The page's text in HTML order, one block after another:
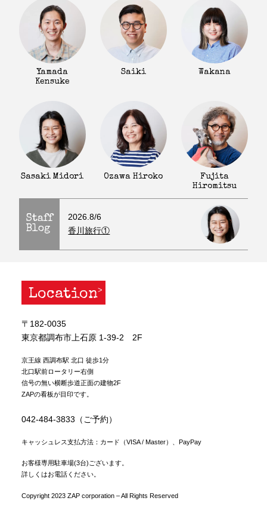
Yamada
Kensuke
Saiki Wakana
Sasaki Midori Ozawa Hiroko
Fujita
Hiromitsu
Staff
Blog
2026.8/6
香川旅行①
Location
〒182-0035
東京都調布市上石原 1-39-2 2F
京王線 西調布駅 北口 徒歩1分
北口駅前ロータリー右側
信号の無い横断歩道正面の建物2F
ZAPの看板が目印です。
042-484-3833（ご予約）
キャッシュレス支払方法：カード（VISA / Master）、PayPay
お客様専用駐車場(3台)ございます。
詳しくはお電話ください。
Copyright 2023 ZAP corporation – All Rights Reserved